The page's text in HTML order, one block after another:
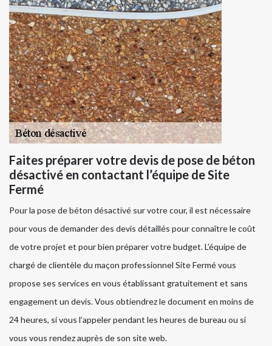
Faites préparer votre devis de pose de béton
désactivé en contactant l’équipe de Site
Fermé
Pour la pose de béton désactivé sur votre cour, il est nécessaire
pour vous de demander des devis détaillés pour connaître le coût
de votre projet et pour bien préparer votre budget. L’équipe de
chargé de clientèle du maçon professionnel Site Fermé vous
propose ses services en vous établissant gratuitement et sans
engagement un devis. Vous obtiendrez le document en moins de
24 heures, si vous l’appeler pendant les heures de bureau ou si
vous vous rendez auprès de son site web.